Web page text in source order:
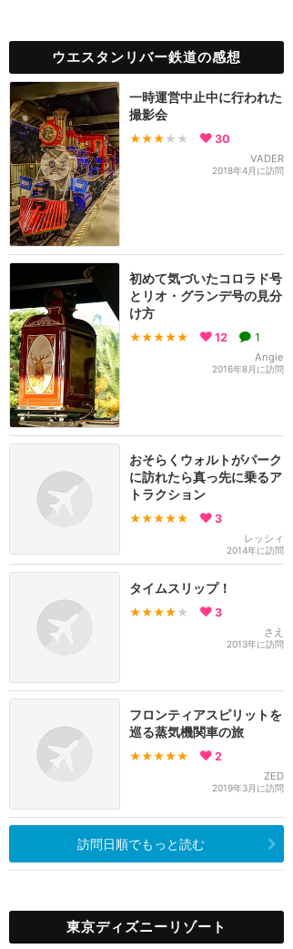
ウエスタンリバー鉄道の感想
一時運営中止中に行われた
撮影会
★★★ ★★ 30
VADER
2018年4月に訪問
初めて気づいたコロラド号
とリオ・グランデ号の見分
け方
★★★★★ 12 1
Angie
2016年8月に訪問
おそらくウォルトがパーク
に訪れたら真っ先に乗るア
トラクション
★★★★★ 3
レッシィ
2014年に訪問
タイムスリップ！
★★★★ ★ 3
さえ
2013年に訪問
フロンティアスピリットを
巡る蒸気機関車の旅
★★★★★ 2
ZED
2019年3月に訪問
訪問日順でもっと読む
東京ディズニーリゾート